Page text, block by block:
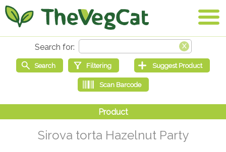
Sirova torta Hazelnut Party